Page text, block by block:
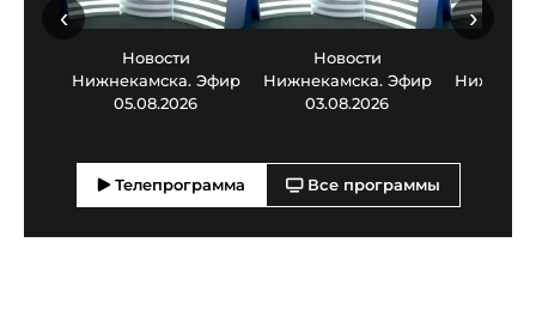
Новости
Нижнекамска. Эфир
05.08.2026
Новости
Нижнекамска. Эфир
03.08.2026
‹ ›
Телепрограмма Все программы